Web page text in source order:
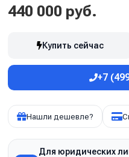
440 000 руб.
Купить сейчас
+7
Нашли дешевле?
Для юридических